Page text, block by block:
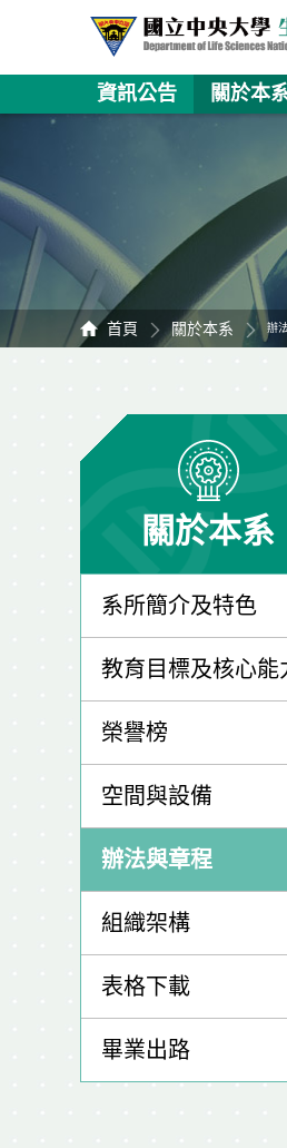
資訊公告 關於本
首頁 關於本系 辦
關於本系
系所簡介及特色
教育目標及核心能
榮譽榜
空間與設備
辦法與章程
組織架構
表格下載
畢業出路